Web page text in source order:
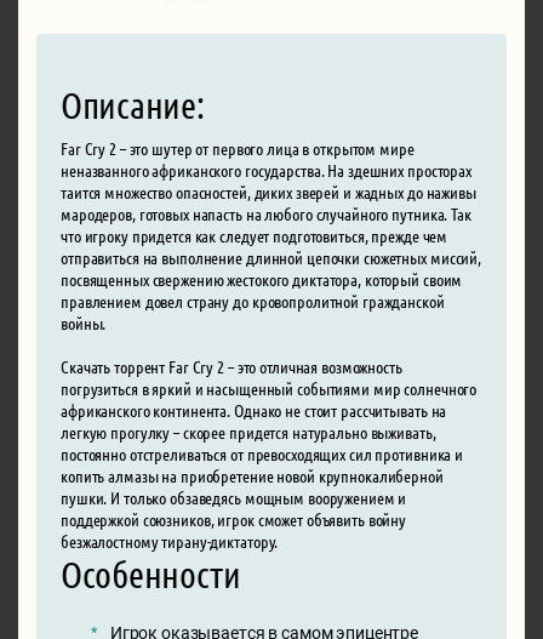
Описание:
Far Cry 2 – это шутер от первого лица в открытом мире
неназванного африканского государства. На здешних просторах
таится множество опасностей, диких зверей и жадных до наживы
мародеров, готовых напасть на любого случайного путника. Так
что игроку придется как следует подготовиться, прежде чем
отправиться на выполнение длинной цепочки сюжетных миссий,
посвященных свержению жестокого диктатора, который своим
правлением довел страну до кровопролитной гражданской
войны.
Скачать торрент Far Cry 2 – это отличная возможность
погрузиться в яркий и насыщенный событиями мир солнечного
африканского континента. Однако не стоит рассчитывать на
легкую прогулку – скорее придется натурально выживать,
постоянно отстреливаться от превосходящих сил противника и
копить алмазы на приобретение новой крупнокалиберной
пушки. И только обзаведясь мощным вооружением и
поддержкой союзников, игрок сможет объявить войну
безжалостному тирану-диктатору.
Особенности
Игрок оказывается в самом эпицентре